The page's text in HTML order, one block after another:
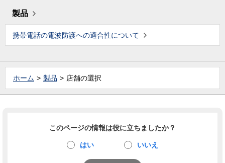
製品
携帯電話の電波防護への適合性について
ホーム 製品 店舗の選択
このページの情報は役に立ちましたか？
はい いいえ